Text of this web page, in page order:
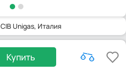
CIB Unigas, Италия
Купить